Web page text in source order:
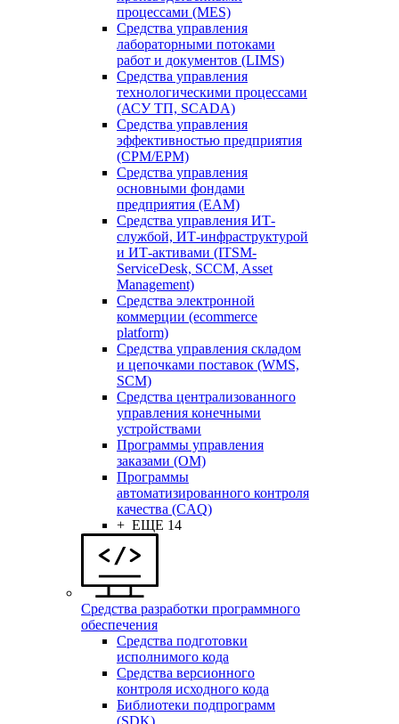
процессами (MES)
Средства управления
лабораторными потоками
работ и документов (LIMS)
Средства управления
технологическими процессами
(АСУ ТП, SCADA)
Средства управления
эффективностью предприятия
(CPM/EPM)
Средства управления
основными фондами
предприятия (EAM)
Средства управления ИТ-
службой, ИТ-инфраструктурой
и ИТ-активами (ITSM-
ServiceDesk, SCCM, Asset
Management)
Средства электронной
коммерции (ecommerce
platform)
Средства управления складом
и цепочками поставок (WMS,
SCM)
Средства централизованного
управления конечными
устройствами
Программы управления
заказами (OM)
Программы
автоматизированного контроля
качества (CAQ)
+ ЕЩЕ 14
Средства разработки программного
обеспечения
Средства подготовки
исполнимого кода
Средства версионного
контроля исходного кода
Библиотеки подпрограмм
(SDK)